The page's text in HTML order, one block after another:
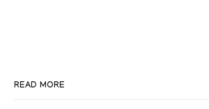
READ MORE